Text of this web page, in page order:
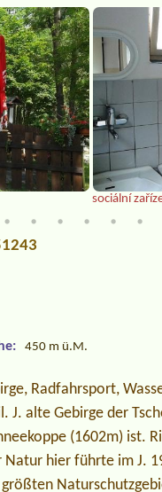
sociální
450 m ü.M.
Radfahrsport,
J. alte Gebirge der
(1602m) ist.
Natur hier führte im J.